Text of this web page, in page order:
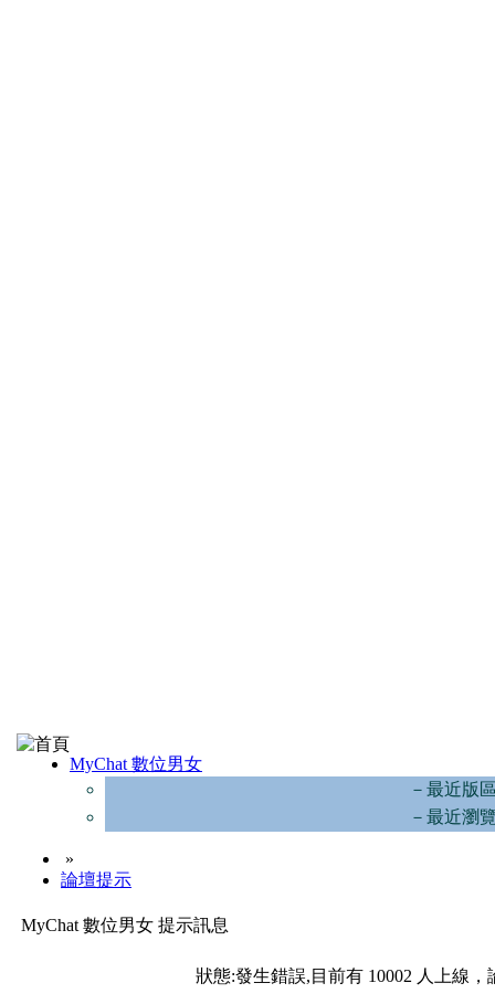
MyChat 數位男女
－最近版
－最近瀏
»
論壇提示
MyChat 數位男女 提示訊息
狀態:發生錯誤,目前有 10002 人上線